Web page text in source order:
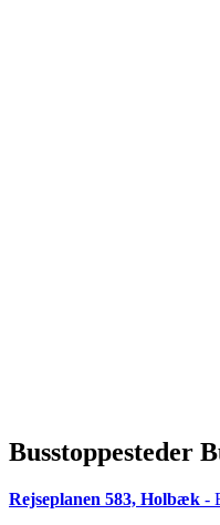
Busstoppesteder
Rejseplanen 583, Holbæk -